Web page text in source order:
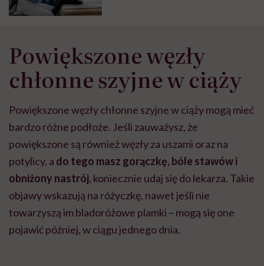
Powiększone węzły
chłonne szyjne w ciąży
Powiększone węzły chłonne szyjne w ciąży mogą mieć
bardzo różne podłoże. Jeśli zauważysz, że
powiększone są również węzły za uszami oraz na
potylicy, a do tego masz gorączkę, bóle stawów i
obniżony nastrój, koniecznie udaj się do lekarza. Takie
objawy wskazują na różyczkę, nawet jeśli nie
towarzyszą im bladoróżowe plamki – mogą się one
pojawić później, w ciągu jednego dnia.